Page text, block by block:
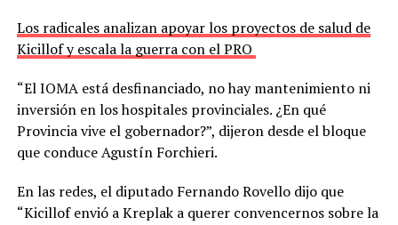
Los radicales analizan apoyar los proyectos de salud de
Kicillof y escala la guerra con el PRO
“El IOMA está desfinanciado, no hay mantenimiento ni
inversión en los hospitales provinciales. ¿En qué
Provincia vive el gobernador?”, dijeron desde el bloque
que conduce Agustín Forchieri.
En las redes, el diputado Fernando Rovello dijo que
“Kicillof envió a Kreplak a querer convencernos sobre la